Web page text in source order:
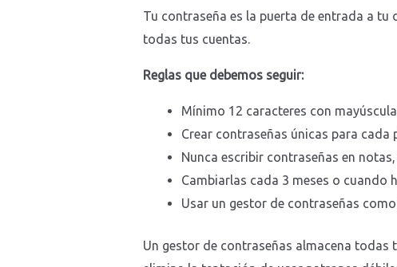
Tu contraseña es la puerta de entrada a
todas tus cuentas.
Reglas que debemos seguir:
Mínimo 12 caracteres con
Crear contraseñas únicas para cada
Nunca escribir contraseñas en
Cambiarlas cada 3 meses o cuando
Usar un gestor de contraseñas
Un gestor de contraseñas almacena todas